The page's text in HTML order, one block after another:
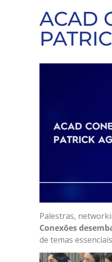
ACAD
Palestras,
Conexões
de temas